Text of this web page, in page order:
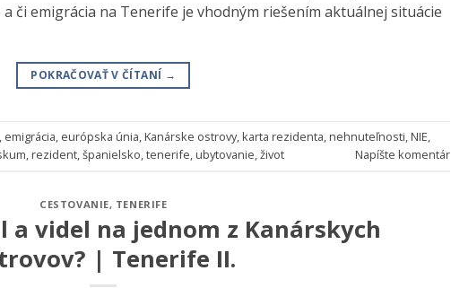
či emigrácia na Tenerife je vhodným riešením aktuálnej situácie
POKRAČOVAŤ V ČÍTANÍ →
, emigrácia, európska únia,Kanárske ostrovy,karta rezidenta,nehnuteľnosti,NIE,
,rezident,španielsko,tenerife,ubytovanie,život Napíšte komentár
CESTOVANIE, TENERIFE
a videl na jednom z Kanárskych
| Tenerife II.